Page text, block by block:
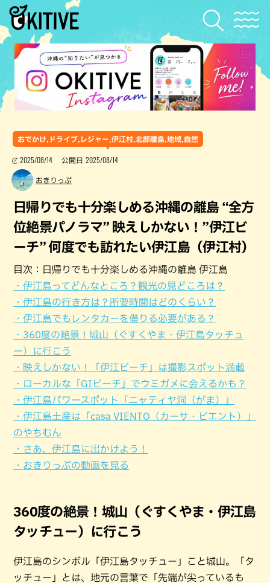
おでかけ,ドライブ,レジャー,伊江村,北部離島,地域,自然
2025/08/14 公開日 2025/08/14
おきりっぷ
日帰りでも十分楽しめる沖縄の離島 “全方
位絶景パノラマ” 映えしかない！”伊江ビ
ーチ” 何度でも訪れたい伊江島（伊江村）
目次：日帰りでも十分楽しめる沖縄の離島 伊江島
・伊江島ってどんなところ？観光の見どころは？
・伊江島の行き方は？所要時間はどのくらい？
・伊江島でもレンタカーを借りる必要がある？
・360度の絶景！城山（ぐすくやま・伊江島タッチュ
ー）に行こう
・映えしかない！「伊江ビーチ」は撮影スポット満載
・ローカルな「GIビーチ」でウミガメに会えるかも？
・伊江島パワースポット「ニャティヤ洞（がま）」
・伊江島土産は「casa VIENTO（カーサ・ビエント）」
のやちむん
・さあ、伊江島に出かけよう！
・おきりっぷの動画を見る
360度の絶景！城山（ぐすくやま・伊江島
タッチュー）に行こう
伊江島のシンボル「伊江島タッチュー」こと城山。「タ
ッチュー」とは、地元の言葉で「先端が尖っているも